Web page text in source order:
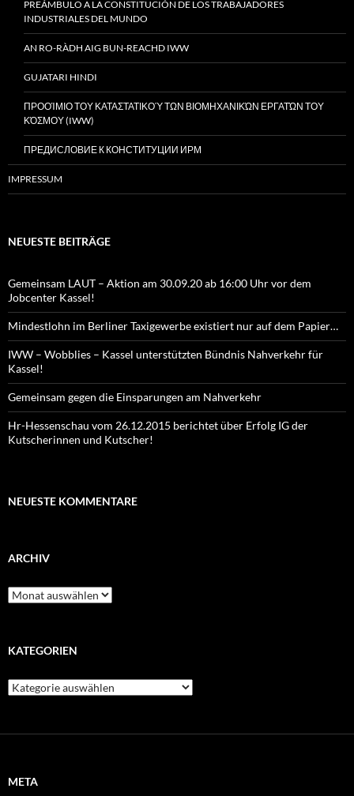
PREÁMBULO A LA CONSTITUCIÓN DE LOS TRABAJADORES
INDUSTRIALES DEL MUNDO
AN RO-RÀDH AIG BUN-REACHD IWW
GUJATARI HINDI
ΠΡΟΟΊΜΙΟ ΤΟΥ ΚΑΤΑΣΤΑΤΙΚΟΎ ΤΩΝ ΒΙΟΜΗΧΑΝΙΚΏΝ ΕΡΓΑΤΏΝ ΤΟΥ
ΚΌΣΜΟΥ (IWW)
ПРЕДИСЛОВИЕ К КОНСТИТУЦИИ ИРМ
IMPRESSUM
NEUESTE BEITRÄGE
Gemeinsam LAUT – Aktion am 30.09.20 ab 16:00 Uhr vor dem
Jobcenter Kassel!
Mindestlohn im Berliner Taxigewerbe existiert nur auf dem Papier…
IWW – Wobblies – Kassel unterstützten Bündnis Nahverkehr für
Kassel!
Gemeinsam gegen die Einsparungen am Nahverkehr
Hr-Hessenschau vom 26.12.2015 berichtet über Erfolg IG der
Kutscherinnen und Kutscher!
NEUESTE KOMMENTARE
ARCHIV
Archiv
KATEGORIEN
Kategorien
META